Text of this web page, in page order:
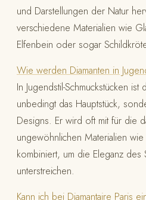
und Darstellungen der Natur
verschiedene Materialien wie
Elfenbein oder sogar
Wie werden Diamanten in
In Jugendstil-Schmuckstücken
unbedingt das Hauptstück,
Designs. Er wird oft mit für die
ungewöhnlichen Materialien
kombiniert, um die Eleganz des
unterstreichen.
Kann ich bei Diamantaire Paris